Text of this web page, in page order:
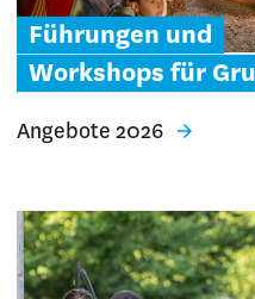
Führungen und
Workshops für
Angebote 2026